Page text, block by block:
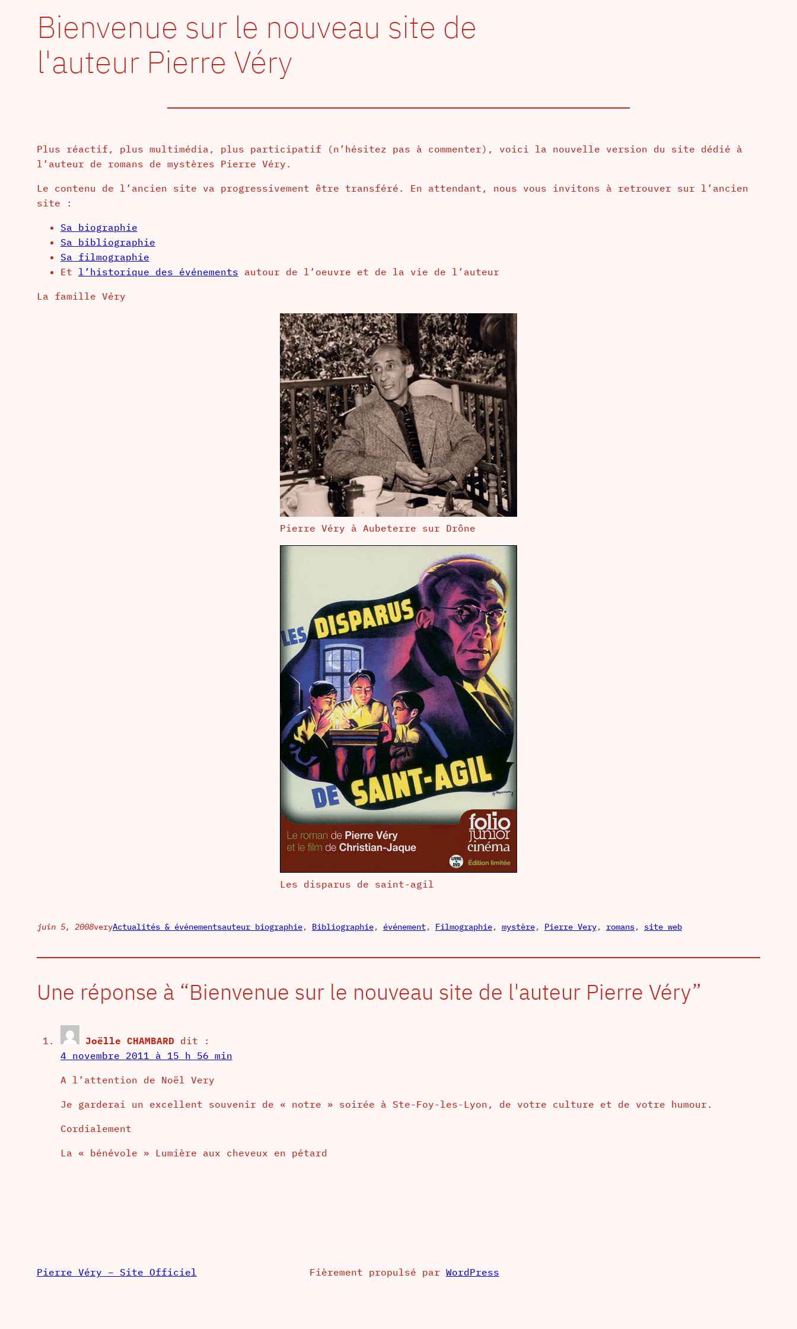
Bienvenue sur le nouveau site de
l'auteur Pierre Véry
Plus réactif, plus multimédia, plus participatif (n’hésitez pas à commenter), voici la nouvelle version du site dédié à
l’auteur de romans de mystères Pierre Véry.
Le contenu de l’ancien site va progressivement être transféré. En attendant, nous vous invitons à retrouver sur l’ancien
site :
Sa biographie
Sa bibliographie
Sa filmographie
Et l’historique des événements autour de l’oeuvre et de la vie de l’auteur
La famille Véry
Pierre Véry à Aubeterre sur Drône
Les disparus de saint-agil
juin 5, 2008veryActualités & événementsauteur biographie, Bibliographie, événement, Filmographie, mystère, Pierre Very, romans, site web
Une réponse à “Bienvenue sur le nouveau site de l'auteur Pierre Véry”
Joëlle CHAMBARD dit :
4 novembre 2011 à 15 h 56 min
A l’attention de Noël Very
Je garderai un excellent souvenir de « notre » soirée à Ste-Foy-les-Lyon, de votre culture et de votre humour.
Cordialement
La « bénévole » Lumière aux cheveux en pétard
Pierre Véry – Site Officiel Fièrement propulsé par WordPress